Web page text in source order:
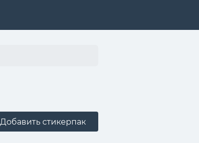
Добавить стикерпак